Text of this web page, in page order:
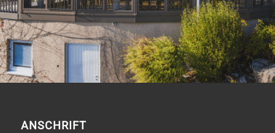
ANSCHRIFT